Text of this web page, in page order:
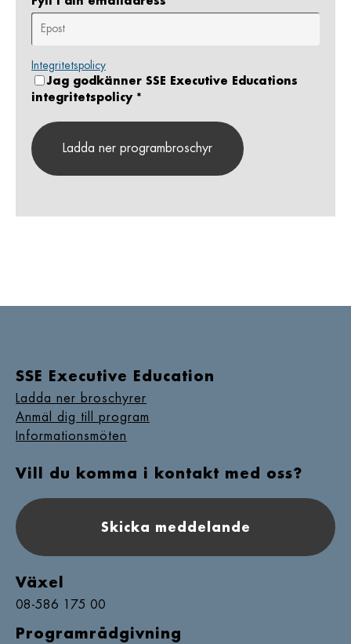
Integritetspolicy
Jag godkänner SSE Executive Educations
integritetspolicy *
SSE Executive Education
Ladda ner broschyrer
Anmäl dig till program
Informationsmöten
Vill du komma i kontakt med oss?
Skicka meddelande
Växel
08-586 175 00
Programrådgivning